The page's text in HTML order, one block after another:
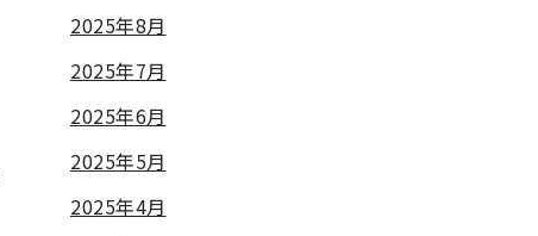
2025年8月
2025年7月
2025年6月
2025年5月
2025年4月